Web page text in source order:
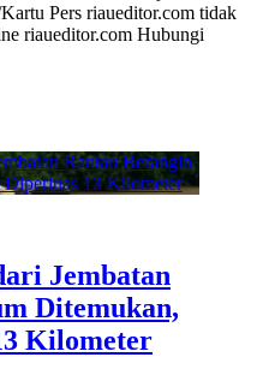
Pers riaueditor.com tidak
riaueditor.com Hubungi
Jembatan
Ditemukan,
Kilometer